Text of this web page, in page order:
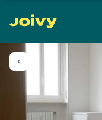
Retour